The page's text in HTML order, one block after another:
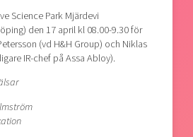
Science Park Mjärdevi
den 17 april kl 08.00-9.30 för
(vd H&H Group) och Niklas
IR-chef på Assa Abloy).